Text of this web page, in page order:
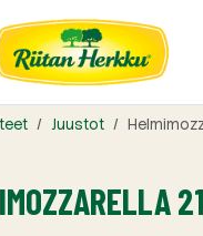
Juustot